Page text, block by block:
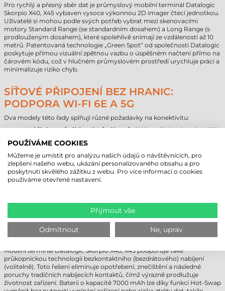
Pro rychlý a přesný sběr dat je průmyslový mobilní terminál Datalogic
Skorpio X40, X45 vybaven vysoce výkonnou 2D imager čtecí jednotkou.
Uživatelé si mohou podle svých potřeb vybrat mezi skenovacími
motory Standard Range (se standardním dosahem) a Long Range (s
prodlouženým dosahem), které spolehlivě snímají ze vzdálenosti až 10
metrů. Patentovaná technologie „Green Spot“ od společnosti Datalogic
poskytuje přímou vizuální zpětnou vazbu o úspěšném načtení přímo na
čárovém kódu, což v hlučném průmyslovém prostředí urychluje práci a
minimalizuje riziko chyb.
SÍŤOVÉ PŘIPOJENÍ BEZ HRANIC:
PODPORA WI-FI 6E A 5G
Dva modely této řady splňují různé požadavky na konektivitu:
Mobilní terminál Datalogic Skorpio X40využívá nejmodernější
technologii Wi-Fi 6/6E, která zajišťuje stabilní, rychlou a
bezpečnou komunikaci v rámci podnikové sítě.
Mobilní terminál Datalogic Skorpio X45 je navíc vybaven
integrovanou funkcí 5G a GPS, což z něj činí ideální volbu pro
práci v terénu, kde je nepřetržité širokopásmové připojení a
přesné určování polohy nezbytné.
periferním zařízením a usnadňuje párování přístrojů.
NULOVÉ PROSTOJE: BEZKONTAKTNÍ
NABÍJENÍ A BATERIE HOT-SWAP
Mobilní terminál Datalogic Skorpio X40, X45 podporuje také
průkopnickou technologii bezkontaktního (bezdrátového) nabíjení
(volitelně). Toto řešení eliminuje opotřebení, znečištění a následné
poruchy tradičních nabíjecích kontaktů, čímž výrazně prodlužuje
životnost zařízení. Baterii o kapacitě 7000 mAh lze díky funkci Hot-Swap
POUŽÍVÁME COOKIES
Můžeme je umístit pro analýzu našich údajů o návštěvnících, pro
zlepšení našeho webu, ukázání personalizovaného obsahu a pro
poskytnutí skvělého zážitku z webu. Pro více informací o cookies
používáme otevřené nastavení.
Přijmout vše
Odmítnout Ne, uprav